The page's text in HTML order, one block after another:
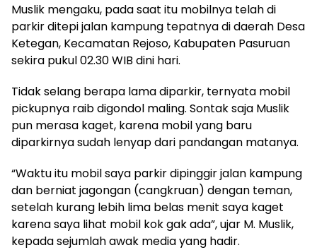
Muslik mengaku, pada saat itu mobilnya telah di
parkir ditepi jalan kampung tepatnya di daerah Desa
Ketegan, Kecamatan Rejoso, Kabupaten Pasuruan
sekira pukul 02.30 WIB dini hari.
Tidak selang berapa lama diparkir, ternyata mobil
pickupnya raib digondol maling. Sontak saja Muslik
pun merasa kaget, karena mobil yang baru
diparkirnya sudah lenyap dari pandangan matanya.
“Waktu itu mobil saya parkir dipinggir jalan kampung
dan berniat jagongan (cangkruan) dengan teman,
setelah kurang lebih lima belas menit saya kaget
karena saya lihat mobil kok gak ada”, ujar M. Muslik,
kepada sejumlah awak media yang hadir.